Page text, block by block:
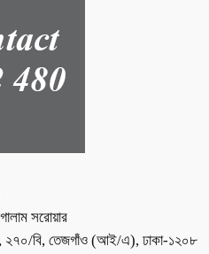
সরোয়ার
২৭০/বি, তেজগাঁও (আই/এ), ঢাকা-১২০৮